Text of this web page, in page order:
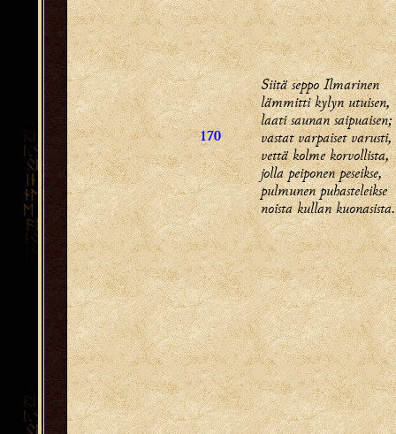
170
Siitä seppo Ilmarinen
lämmitti kylyn utuisen,
laati saunan saipuaisen;
vastat varpaiset varusti,
vettä kolme korvollista,
jolla peiponen peseikse,
pulmunen puhasteleikse
noista kullan kuonasista.